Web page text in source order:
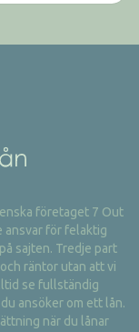
företaget 7 Out
ansvar för felaktig
sajten. Tredje part
räntor utan att vi
se fullständig
ansöker om ett lån.
när du lånar